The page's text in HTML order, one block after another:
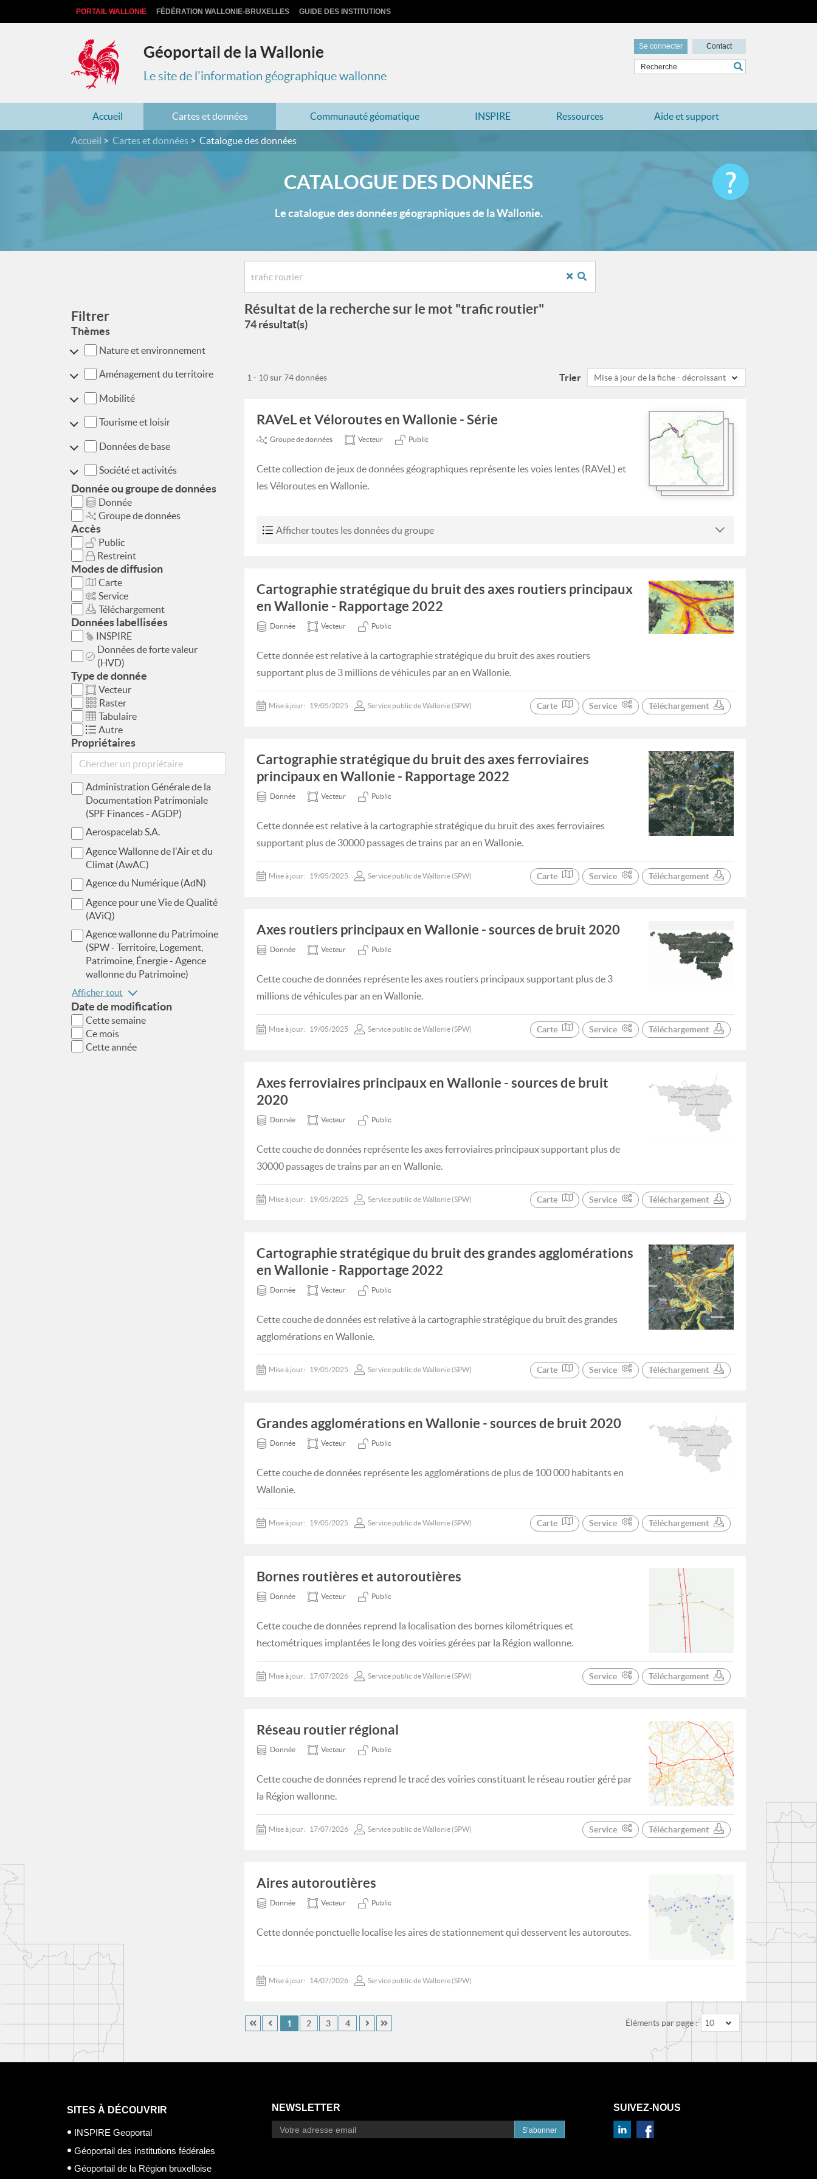
PORTAIL WALLONIE FÉDÉRATION WALLONIE-BRUXELLES GUIDE DES INSTITUTIONS
Géoportail de la Wallonie
Le site de l'information géographique wallonne
Se connecter Contact
Accueil Cartes et données Communauté géomatique INSPIRE Ressources Aide et support
Accueil Cartes et données Catalogue des données
CATALOGUE DES DONNÉES
Le catalogue des données géographiques de la Wallonie.
Filtrer
Thèmes
Nature et environnement
Aménagement du territoire
Mobilité
Tourisme et loisir
Données de base
Société et activités
Donnée ou groupe de données
Donnée
Groupe de données
Accès
Public
Restreint
Modes de diffusion
Carte
Service
Téléchargement
Données labellisées
INSPIRE
Données de forte valeur
(HVD)
Type de donnée
Vecteur
Raster
Tabulaire
Autre
Propriétaires
Administration Générale de la
Documentation Patrimoniale
(SPF Finances - AGDP)
Aerospacelab S.A.
Agence Wallonne de l'Air et du
Climat (AwAC)
Agence du Numérique (AdN)
Agence pour une Vie de Qualité
(AViQ)
Agence wallonne du Patrimoine
(SPW - Territoire, Logement,
Patrimoine, Énergie - Agence
wallonne du Patrimoine)
Afficher tout
Date de modification
Cette semaine
Ce mois
Cette année
Résultat de la recherche sur le mot "trafic routier"
74 résultat(s)
Trier Mise à jour de la fiche - décroissant
1 - 10 sur 74 données
RAVeL et Véloroutes en Wallonie - Série
Groupe de données Vecteur Public
Cette collection de jeux de données géographiques représente les voies lentes (RAVeL) et
les Véloroutes en Wallonie.
Afficher toutes les données du groupe
Cartographie stratégique du bruit des axes routiers principaux
en Wallonie - Rapportage 2022
Donnée Vecteur Public
Cette donnée est relative à la cartographie stratégique du bruit des axes routiers
supportant plus de 3 millions de véhicules par an en Wallonie.
Mise à jour: 19/05/2025 Service public de Wallonie (SPW) Carte Service Téléchargement
Cartographie stratégique du bruit des axes ferroviaires
principaux en Wallonie - Rapportage 2022
Donnée Vecteur Public
Cette donnée est relative à la cartographie stratégique du bruit des axes ferroviaires
supportant plus de 30000 passages de trains par an en Wallonie.
Mise à jour: 19/05/2025 Service public de Wallonie (SPW) Carte Service Téléchargement
Axes routiers principaux en Wallonie - sources de bruit 2020
Donnée Vecteur Public
Cette couche de données représente les axes routiers principaux supportant plus de 3
millions de véhicules par an en Wallonie.
Mise à jour: 19/05/2025 Service public de Wallonie (SPW) Carte Service Téléchargement
Axes ferroviaires principaux en Wallonie - sources de bruit
2020
Donnée Vecteur Public
Cette couche de données représente les axes ferroviaires principaux supportant plus de
30000 passages de trains par an en Wallonie.
Mise à jour: 19/05/2025 Service public de Wallonie (SPW) Carte Service Téléchargement
Cartographie stratégique du bruit des grandes agglomérations
en Wallonie - Rapportage 2022
Donnée Vecteur Public
Cette couche de données est relative à la cartographie stratégique du bruit des grandes
agglomérations en Wallonie.
Mise à jour: 19/05/2025 Service public de Wallonie (SPW) Carte Service Téléchargement
Grandes agglomérations en Wallonie - sources de bruit 2020
Donnée Vecteur Public
Cette couche de données représente les agglomérations de plus de 100 000 habitants en
Wallonie.
Mise à jour: 19/05/2025 Service public de Wallonie (SPW) Carte Service Téléchargement
Bornes routières et autoroutières
Donnée Vecteur Public
Cette couche de données reprend la localisation des bornes kilométriques et
hectométriques implantées le long des voiries gérées par la Région wallonne.
Mise à jour: 17/07/2026 Service public de Wallonie (SPW) Service Téléchargement
Réseau routier régional
Donnée Vecteur Public
Cette couche de données reprend le tracé des voiries constituant le réseau routier géré par
la Région wallonne.
Mise à jour: 17/07/2026 Service public de Wallonie (SPW) Service Téléchargement
Aires autoroutières
Donnée Vecteur Public
Cette donnée ponctuelle localise les aires de stationnement qui desservent les autoroutes.
Mise à jour: 14/07/2026 Service public de Wallonie (SPW)
Éléments par page : 10
1 2 3 4
SITES À DÉCOUVRIR
INSPIRE Geoportal
Géoportail des institutions fédérales
Géoportail de la Région bruxelloise
NEWSLETTER
S’abonner
SUIVEZ-NOUS